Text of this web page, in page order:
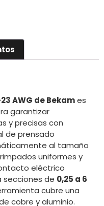
AWG de Bekames
garantizar
y precisas con
de prensado
al tamaño
uniformes y
eléctrico
de 0,25 a 6
cubre una
cobre y aluminio.